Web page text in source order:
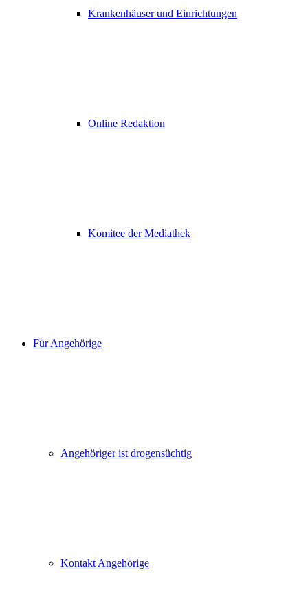
Krankenhäuser und Einrichtungen
Online Redaktion
Komitee der Mediathek
Für Angehörige
Angehöriger ist drogensüchtig
Kontakt Angehörige